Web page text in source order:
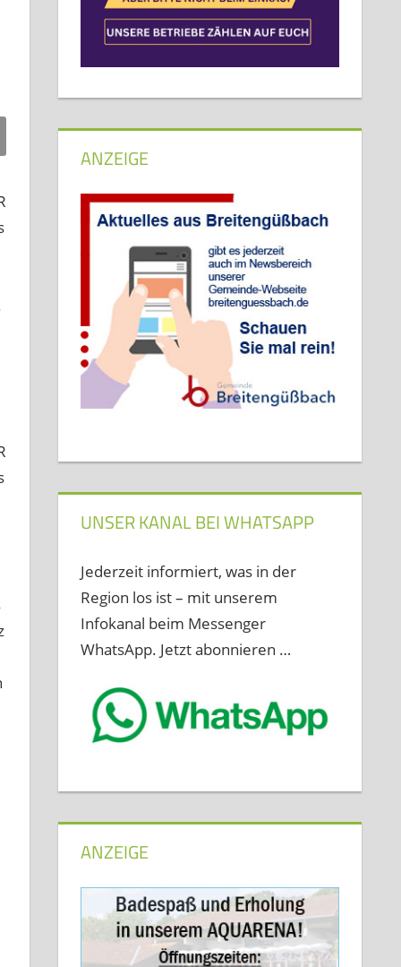
ANZEIGE
UNSER KANAL BEI WHATSAPP
Jederzeit informiert, was in der
Region los ist – mit unserem
Infokanal beim Messenger
WhatsApp. Jetzt abonnieren …
ANZEIGE